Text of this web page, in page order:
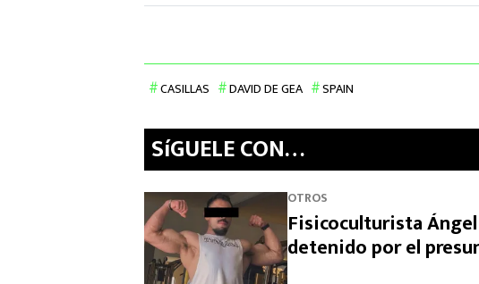
CASILLAS DAVID DE GEA SPAIN
SíGUELE CON…
OTROS
Fisicoculturista
detenido por el